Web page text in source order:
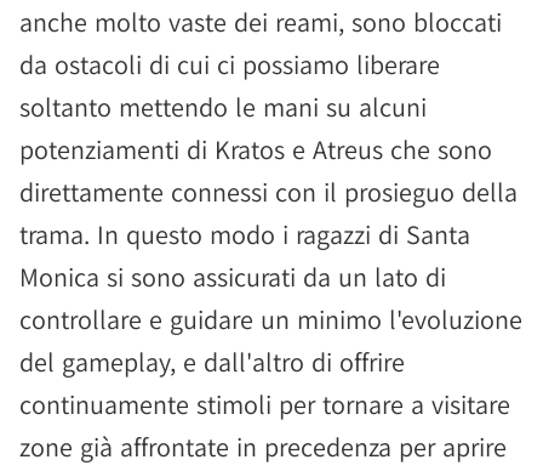
anche molto vaste dei reami, sono bloccati
da ostacoli di cui ci possiamo liberare
soltanto mettendo le mani su alcuni
potenziamenti di Kratos e Atreus che sono
direttamente connessi con il prosieguo della
trama. In questo modo i ragazzi di Santa
Monica si sono assicurati da un lato di
controllare e guidare un minimo l'evoluzione
del gameplay, e dall'altro di offrire
continuamente stimoli per tornare a visitare
zone già affrontate in precedenza per aprire